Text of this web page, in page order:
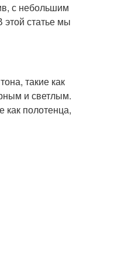
с небольшим
статье мы
такие как
и светлым.
как полотенца,